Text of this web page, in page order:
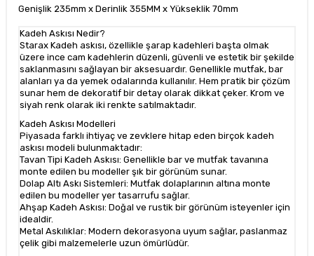
Genişlik 235mm x Derinlik 355MM x Yükseklik 70mm
Kadeh Askısı Nedir?
Starax Kadeh askısı, özellikle şarap kadehleri başta olmak
üzere ince cam kadehlerin düzenli, güvenli ve estetik bir şekilde
saklanmasını sağlayan bir aksesuardır. Genellikle mutfak, bar
alanları ya da yemek odalarında kullanılır. Hem pratik bir çözüm
sunar hem de dekoratif bir detay olarak dikkat çeker. Krom ve
siyah renk olarak iki renkte satılmaktadır.
Kadeh Askısı Modelleri
Piyasada farklı ihtiyaç ve zevklere hitap eden birçok kadeh
askısı modeli bulunmaktadır:
Tavan Tipi Kadeh Askısı: Genellikle bar ve mutfak tavanına
monte edilen bu modeller şık bir görünüm sunar.
Dolap Altı Askı Sistemleri: Mutfak dolaplarının altına monte
edilen bu modeller yer tasarrufu sağlar.
Ahşap Kadeh Askısı: Doğal ve rustik bir görünüm isteyenler için
idealdir.
Metal Askılıklar: Modern dekorasyona uyum sağlar, paslanmaz
çelik gibi malzemelerle uzun ömürlüdür.